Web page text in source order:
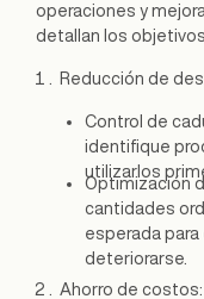
operaciones y
detallan los
Reducción de
Control de
identifique
utilizarlos
Optimización
cantidades
esperada
deteriorarse.
Ahorro de costos: